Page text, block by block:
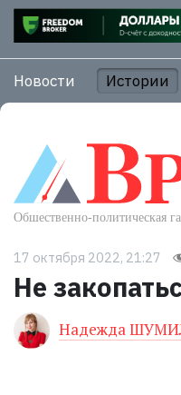
Новости Истории
17 октября 2022, 21:27
Не
Надежда